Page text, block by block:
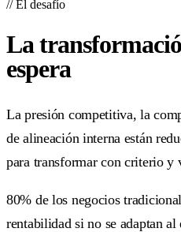
// El desafío
La
espera
La presión competitiva, la
de alineación interna están
para transformar con criterio y
80% de los negocios
rentabilidad si no se adaptan